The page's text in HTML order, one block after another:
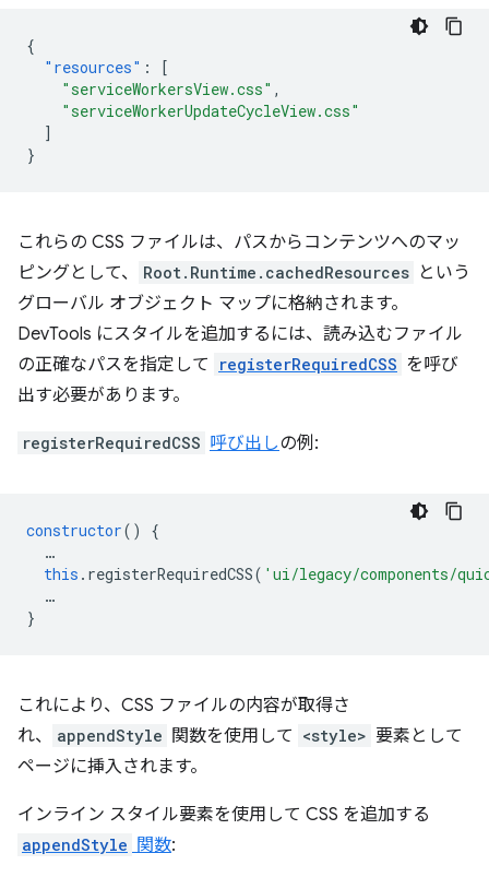
{
"resources" :
[
"serviceWorkersView.css" ,
"serviceWorkerUpdateCycleView.css"
]
}
これらの CSS ファイルは、パスからコンテンツへのマッ
ピングとして、
Root.Runtime.cachedResources という
グローバル オブジェクト マップに格納されます。
DevTools にスタイルを追加するには、読み込むファイル
の正確なパスを指定して
registerRequiredCSS を呼び
出す必要があります。
registerRequiredCSS 呼び出しの例:
constructor()
{
…
this . registerRequiredCSS( 'ui/legacy/components/
…
}
これにより、CSS ファイルの内容が取得さ
れ、
appendStyle 関数を使用して <style> 要素として
ページに挿入されます。
インライン スタイル要素を使用して CSS を追加する
appendStyle 関数: